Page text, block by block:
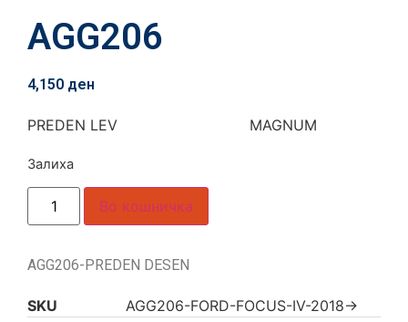
AGG206
4,150 ден
PREDEN LEV MAGNUM
Залиха
Во кошничка
AGG206-PREDEN DESEN
SKU
AGG206-FORD-FOCUS-IV-2018->